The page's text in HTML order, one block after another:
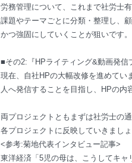
労務管理について、これまで社労士
課題やテーマごとに分類・整理し、
かつ強固にしていくことが狙いです。
■その2:『HPライティング&動画発信
現在、自社HPの大幅改修を進めてい
人へ発信することを目指し、HPの内
両プロジェクトともまずは社労士の
各プロジェクトに反映していきましょ
<参考:菊地代表インタビュー記事>
東洋経済「5児の母は、こうしてキャ